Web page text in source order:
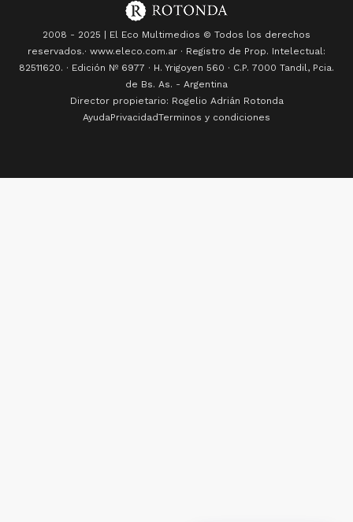
2008 - 2025 | El Eco Multimedios © Todos los derechos
reservados.· www.eleco.com.ar · Registro de Prop. Intelectual:
82511620. · Edición Nº 6977 · H. Yrigoyen 560 · C.P. 7000 Tandil, Pcia.
de Bs. As. - Argentina
Director propietario: Rogelio Adrián Rotonda
AyudaPrivacidadTerminos y condiciones